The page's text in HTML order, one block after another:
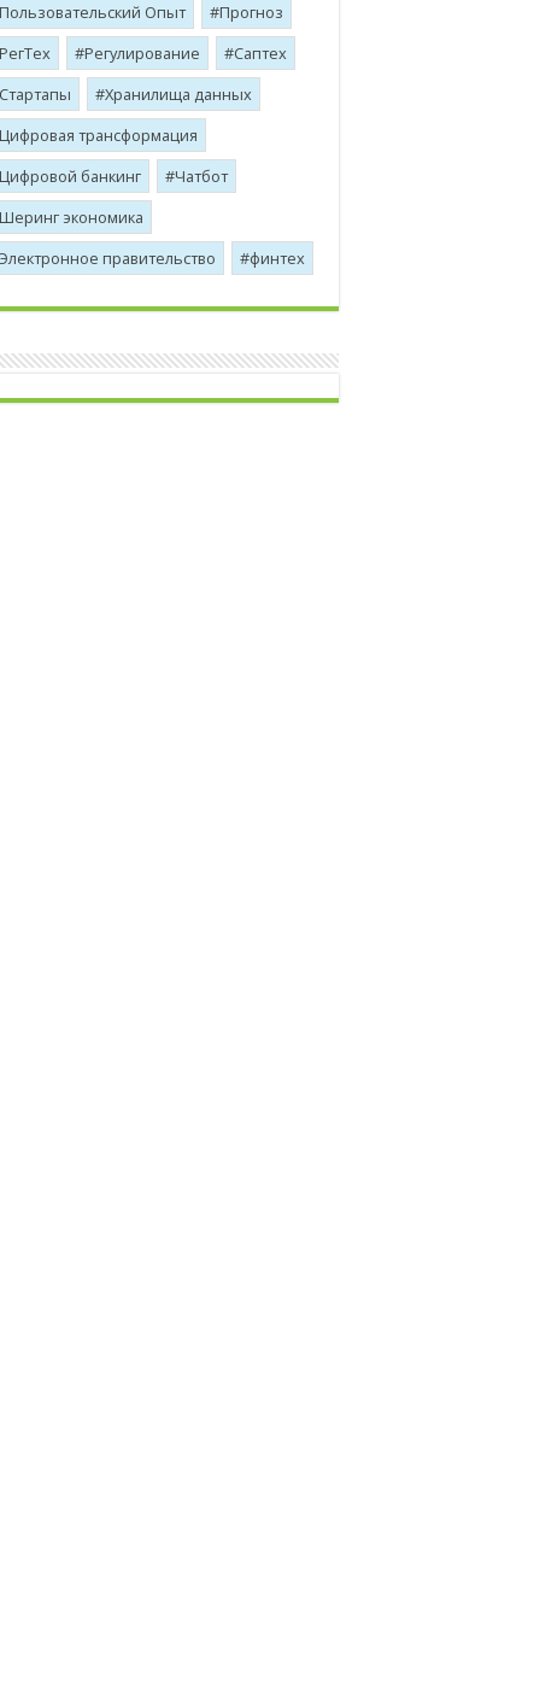
Пользовательский Опыт
Прогноз
РегТех
Регулирование
Саптех
Стартапы
Хранилища данных
Цифровая трансформация
Цифровой банкинг
Чатбот
Шеринг экономика
Электронное правительство
финтех